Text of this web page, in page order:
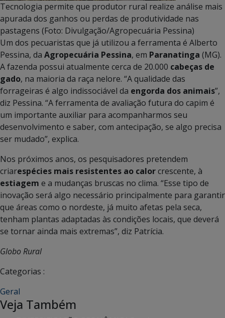
Tecnologia permite que produtor rural realize análise mais
apurada dos ganhos ou perdas de produtividade nas
pastagens (Foto: Divulgação/Agropecuária Pessina)
Um dos pecuaristas que já utilizou a ferramenta é Alberto
Pessina, da Agropecuária Pessina, em Paranatinga (MG).
A fazenda possui atualmente cerca de 20.000 cabeças de
gado, na maioria da raça nelore. “A qualidade das
forrageiras é algo indissociável da engorda dos animais”,
diz Pessina. “A ferramenta de avaliação futura do capim é
um importante auxiliar para acompanharmos seu
desenvolvimento e saber, com antecipação, se algo precisa
ser mudado”, explica.
Nos próximos anos, os pesquisadores pretendem
criarespécies mais resistentes ao calorcrescente, à
estiagem e a mudanças bruscas no clima. “Esse tipo de
inovação será algo necessário principalmente para garantir
que áreas como o nordeste, já muito afetas pela seca,
tenham plantas adaptadas às condições locais, que deverá
se tornar ainda mais extremas”, diz Patrícia.
Globo Rural
Categorias :
Geral
Veja Também